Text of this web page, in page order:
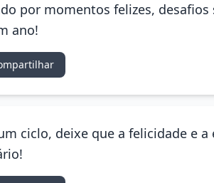
por momentos felizes,
ano!
ciclo, deixe que a felicidade e